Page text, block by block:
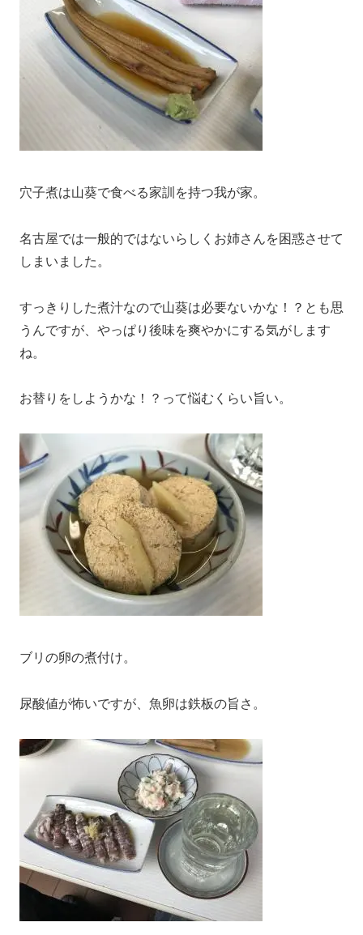
穴子煮は山葵で食べる家訓を持つ我が家。
名古屋では一般的ではないらしくお姉さんを困惑させて
しまいました。
すっきりした煮汁なので山葵は必要ないかな！？とも思
うんですが、やっぱり後味を爽やかにする気がします
ね。
お替りをしようかな！？って悩むくらい旨い。
ブリの卵の煮付け。
尿酸値が怖いですが、魚卵は鉄板の旨さ。